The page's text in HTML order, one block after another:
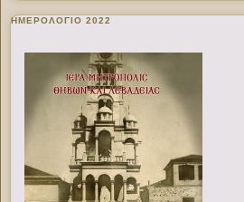
ΗΜΕΡΟΛΟΓΙΟ 2022